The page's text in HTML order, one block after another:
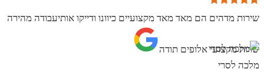
שירות מדהים הם מאד מאד מקצועיים כיוונו ודייקו אותיעבודה מהירה
שרות מקצועי אלופים תודה
מלכה לסרי